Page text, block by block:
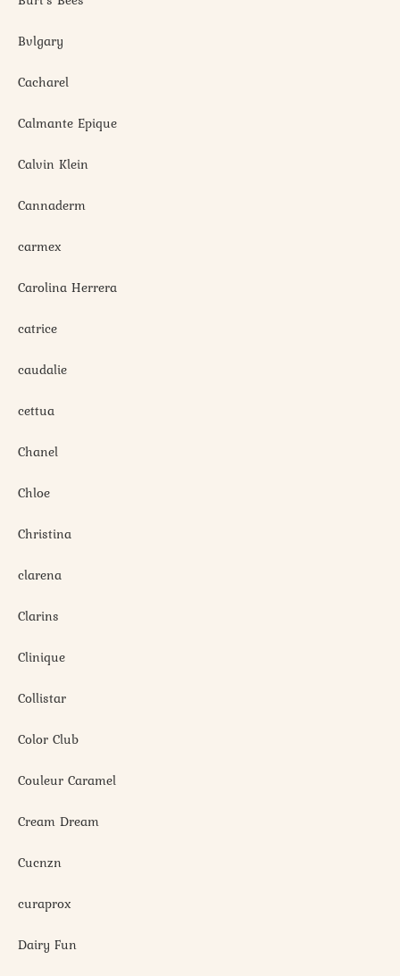
Bvlgary
Cacharel
Calmante Epique
Calvin Klein
Cannaderm
carmex
Carolina Herrera
catrice
caudalie
cettua
Chanel
Chloe
Christina
clarena
Clarins
Clinique
Collistar
Color Club
Couleur Caramel
Cream Dream
Cucnzn
curaprox
Dairy Fun